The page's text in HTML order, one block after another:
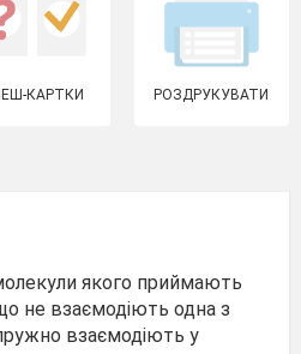
КАРТКИ РОЗДРУКУВАТИ
якого приймають
не взаємодіють одна з
взаємодіють у